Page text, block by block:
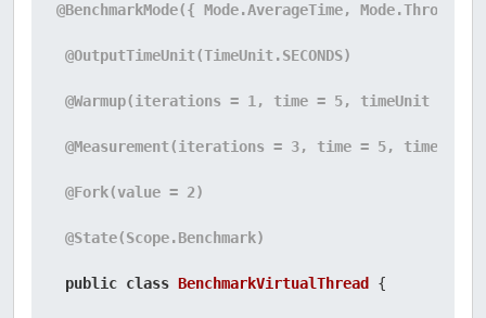
@BenchmarkMode({ Mode.AverageTime,
@OutputTimeUnit(TimeUnit.SECONDS)
@Warmup(iterations = 1, time = 5, timeUnit =
@Measurement(iterations = 3, time = 5, timeUnit =
@Fork(value = 2)
@State(Scope.Benchmark)
public class BenchmarkVirtualThread {